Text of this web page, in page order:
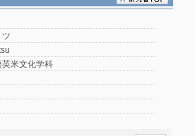
米文化学科